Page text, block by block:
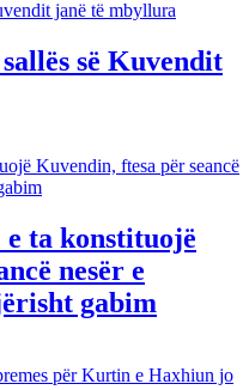
së Kuvendit
ta konstituojë
nesër e
gabim